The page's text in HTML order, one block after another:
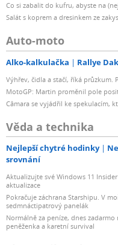
Co si zabalit do kufru, abyste na
Salát s koprem a dresinkem ze
Auto-moto
Alko-kalkulačka Rallye
Výhřev, čidla a stačí, říká
MotoGP: Martin proměnil pole
Câmara se vyjádřil ke spekulacím,
Věda a technika
Nejlepší chytré hodinky
srovnání
Aktualizujte své Windows 11
aktualizace
Pokračuje záchrana Starshipu. V
sedmnáctipatrový panelák
Normálně za peníze, dnes
peněženka a karetní survival